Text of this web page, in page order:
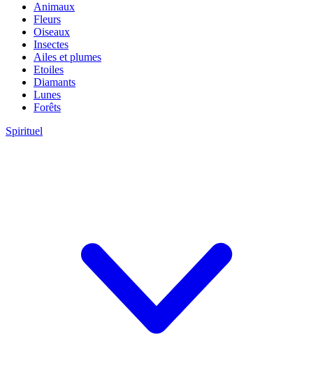
Animaux
Fleurs
Oiseaux
Insectes
Ailes et plumes
Etoiles
Diamants
Lunes
Forêts
Spirituel